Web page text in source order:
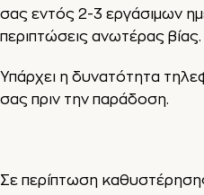
σας εντός 2-3 εργάσιμων
περιπτώσεις ανωτέρας βίας.
Υπάρχει η δυνατότητα
σας πριν την παράδοση.
Σε περίπτωση